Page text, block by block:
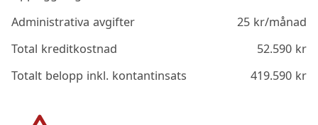
Administrativa avgifter
25kr/månad
Total kreditkostnad
52.590kr
Totalt belopp inkl. kontantinsats
419.590kr